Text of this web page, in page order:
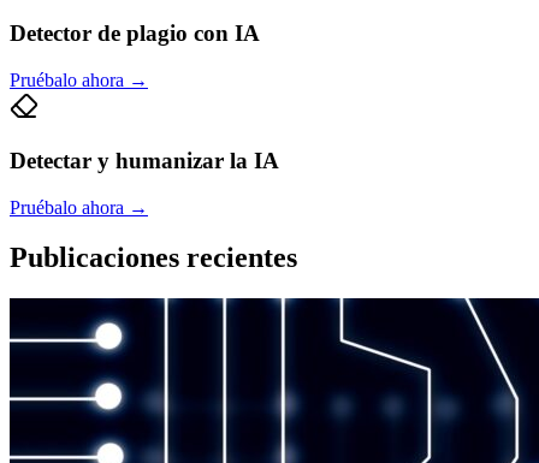
Detector de plagio con IA
Pruébalo ahora →
Detectar y humanizar la IA
Pruébalo ahora →
Publicaciones recientes